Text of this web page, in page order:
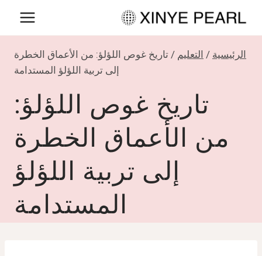
التجاوز
إلى
الرئيسية / التعليم / تاريخ غوص اللؤلؤ: من الأعماق الخطرة
إلى تربية اللؤلؤ المستدامة
تاريخ غوص اللؤلؤ:
من الأعماق الخطرة
إلى تربية اللؤلؤ
المستدامة